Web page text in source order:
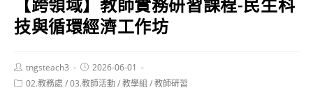
技與循環經濟工作坊
Post
author:
tngsteach3
Post
published:
2026-06-01
Post02.教務處 /03.教師活動/教學組 /教師研習